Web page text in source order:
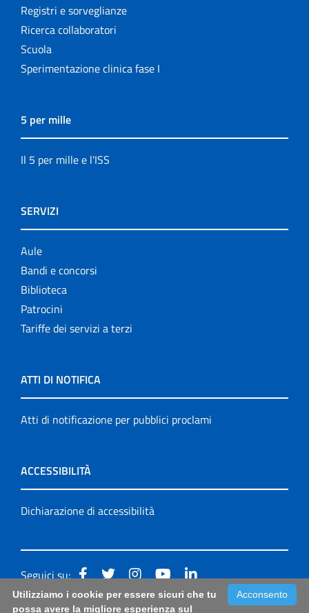
Registri e sorveglianze
Ricerca collaboratori
Scuola
Sperimentazione clinica fase I
5 per mille
Il 5 per mille e l'ISS
SERVIZI
Aule
Bandi e concorsi
Biblioteca
Patrocini
Tariffe dei servizi a terzi
ATTI DI NOTIFICA
Atti di notificazione per pubblici proclami
ACCESSIBILITÀ
Dichiarazione di accessibilità
Seguici su:
Accessibilità: form di segnalazione di prima istanza per
Acconsento
Utilizziamo i cookie per essere sicuri che tu
possa avere la migliore esperienza sul